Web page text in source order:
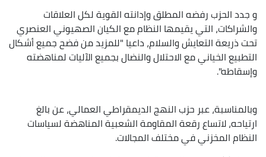
و جدد الحزب رفضه المطلق وإدانته القوية لكل العلاقات
والشراكات، التي يقيمها النظام مع الكيان الصهيوني العنصري
تحت ذريعة التعايش والسلام، داعيا "للمزيد من فضح جميع أشكال
التطبيع الخياني مع الاحتلال والنضال بجميع الآليات لمناهضته
وإسقاطه".
وبالمناسبة، عبر حزب النهج الديمقراطي العمالي، عن بالغ
ارتياحه، لاتساع رقعة المقاومة الشعبية المناهضة لسياسات
النظام المخزني في مختلف المجالات.